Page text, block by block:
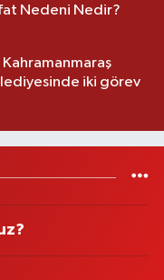
Nedeni Nedir?
Kahramanmaraş
iki görev